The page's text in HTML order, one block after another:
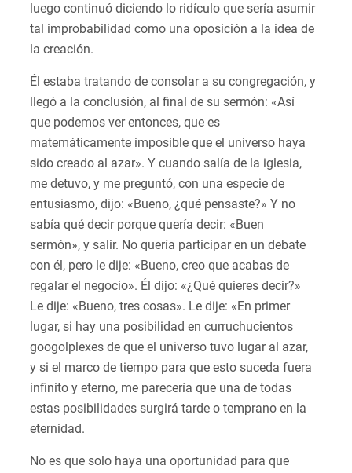
luego continuó diciendo lo ridículo que sería asumir
tal improbabilidad como una oposición a la idea de
la creación.
Él estaba tratando de consolar a su congregación, y
llegó a la conclusión, al final de su sermón: «Así
que podemos ver entonces, que es
matemáticamente imposible que el universo haya
sido creado al azar». Y cuando salía de la iglesia,
me detuvo, y me preguntó, con una especie de
entusiasmo, dijo: «Bueno, ¿qué pensaste?» Y no
sabía qué decir porque quería decir: «Buen
sermón», y salir. No quería participar en un debate
con él, pero le dije: «Bueno, creo que acabas de
regalar el negocio». Él dijo: «¿Qué quieres decir?»
Le dije: «Bueno, tres cosas». Le dije: «En primer
lugar, si hay una posibilidad en curruchucientos
googolplexes de que el universo tuvo lugar al azar,
y si el marco de tiempo para que esto suceda fuera
infinito y eterno, me parecería que una de todas
estas posibilidades surgirá tarde o temprano en la
eternidad.
No es que solo haya una oportunidad para que